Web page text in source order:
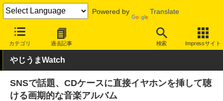
Powered by Translate
カテゴリ 過去記事 検索 Impressサイト
INTERNET Watch トピック
やじうまWatch
SNSで話題、CDケースに直接イヤホンを挿して聴
ける画期的な音楽アルバム